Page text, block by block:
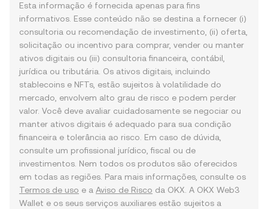
Esta informação é fornecida apenas para fins
informativos. Esse conteúdo não se destina a fornecer (i)
consultoria ou recomendação de investimento, (ii) oferta,
solicitação ou incentivo para comprar, vender ou manter
ativos digitais ou (iii) consultoria financeira, contábil,
jurídica ou tributária. Os ativos digitais, incluindo
stablecoins e NFTs, estão sujeitos à volatilidade do
mercado, envolvem alto grau de risco e podem perder
valor. Você deve avaliar cuidadosamente se negociar ou
manter ativos digitais é adequado para sua condição
financeira e tolerância ao risco. Em caso de dúvida,
consulte um profissional jurídico, fiscal ou de
investimentos. Nem todos os produtos são oferecidos
em todas as regiões. Para mais informações, consulte os
Termos de uso e a Aviso de Risco da OKX. A OKX Web3
Wallet e os seus serviços auxiliares estão sujeitos a